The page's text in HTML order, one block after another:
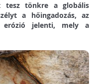
tesz tönkre a globális
a hőingadozás, az
erózió jelenti, mely a